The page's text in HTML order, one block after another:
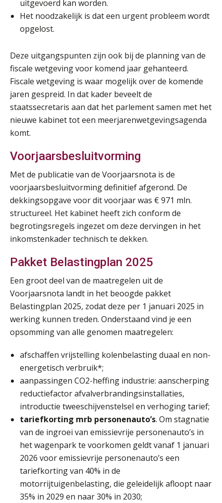
uitgevoerd kan worden.
Het noodzakelijk is dat een urgent probleem wordt
opgelost.
Deze uitgangspunten zijn ook bij de planning van de
fiscale wetgeving voor komend jaar gehanteerd.
Fiscale wetgeving is waar mogelijk over de komende
jaren gespreid. In dat kader beveelt de
staatssecretaris aan dat het parlement samen met het
nieuwe kabinet tot een meerjarenwetgevingsagenda
komt.
Voorjaarsbesluitvorming
Met de publicatie van de Voorjaarsnota is de
voorjaarsbesluitvorming definitief afgerond. De
dekkingsopgave voor dit voorjaar was € 971 mln.
structureel. Het kabinet heeft zich conform de
begrotingsregels ingezet om deze dervingen in het
inkomstenkader technisch te dekken.
Pakket Belastingplan 2025
Een groot deel van de maatregelen uit de
Voorjaarsnota landt in het beoogde pakket
Belastingplan 2025, zodat deze per 1 januari 2025 in
werking kunnen treden. Onderstaand vind je een
opsomming van alle genomen maatregelen:
afschaffen vrijstelling kolenbelasting duaal en non-
energetisch verbruik*;
aanpassingen CO2-heffing industrie: aanscherping
reductiefactor afvalverbrandingsinstallaties,
introductie tweeschijvenstelsel en verhoging tarief;
tariefkorting mrb personenauto’s. Om stagnatie
van de ingroei van emissievrije personenauto’s in
het wagenpark te voorkomen geldt vanaf 1 januari
2026 voor emissievrije personenauto’s een
tariefkorting van 40% in de
motorrijtuigenbelasting, die geleidelijk afloopt naar
35% in 2029 en naar 30% in 2030;
07
AUG
Markus Verbeek Praehep
11
AUG
Practical Diploma in Payroll Administration (PDL®)
Markus Verbeek Praehep
14
AUG
Markus Verbeek Praehep
17
AUG
Module Arbeidsrecht en Sociale Zekerheid VPS
Markus Verbeek Praehep
20
AUG
Module Loonheffingen PDL
Markus Verbeek Praehep
24
AUG
Module Loonheffingen VPS
Markus Verbeek Praehep